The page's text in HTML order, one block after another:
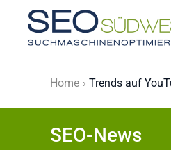
Skip to main content
Home Trends auf
SEO-News